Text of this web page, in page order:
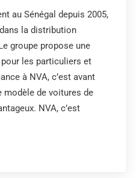
au Sénégal depuis 2005,
la distribution
groupe propose une
les particuliers et
à NVA, c’est avant
modèle de voitures de
NVA, c’est